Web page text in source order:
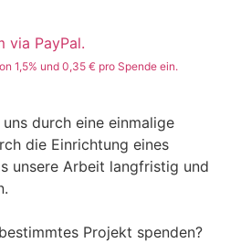
via PayPal.
1,5% und 0,35 € pro Spende ein.
durch eine einmalige
die Einrichtung eines
unsere Arbeit langfristig und
Projekt spenden?